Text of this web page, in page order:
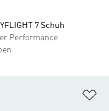
7 Schuh
Performance